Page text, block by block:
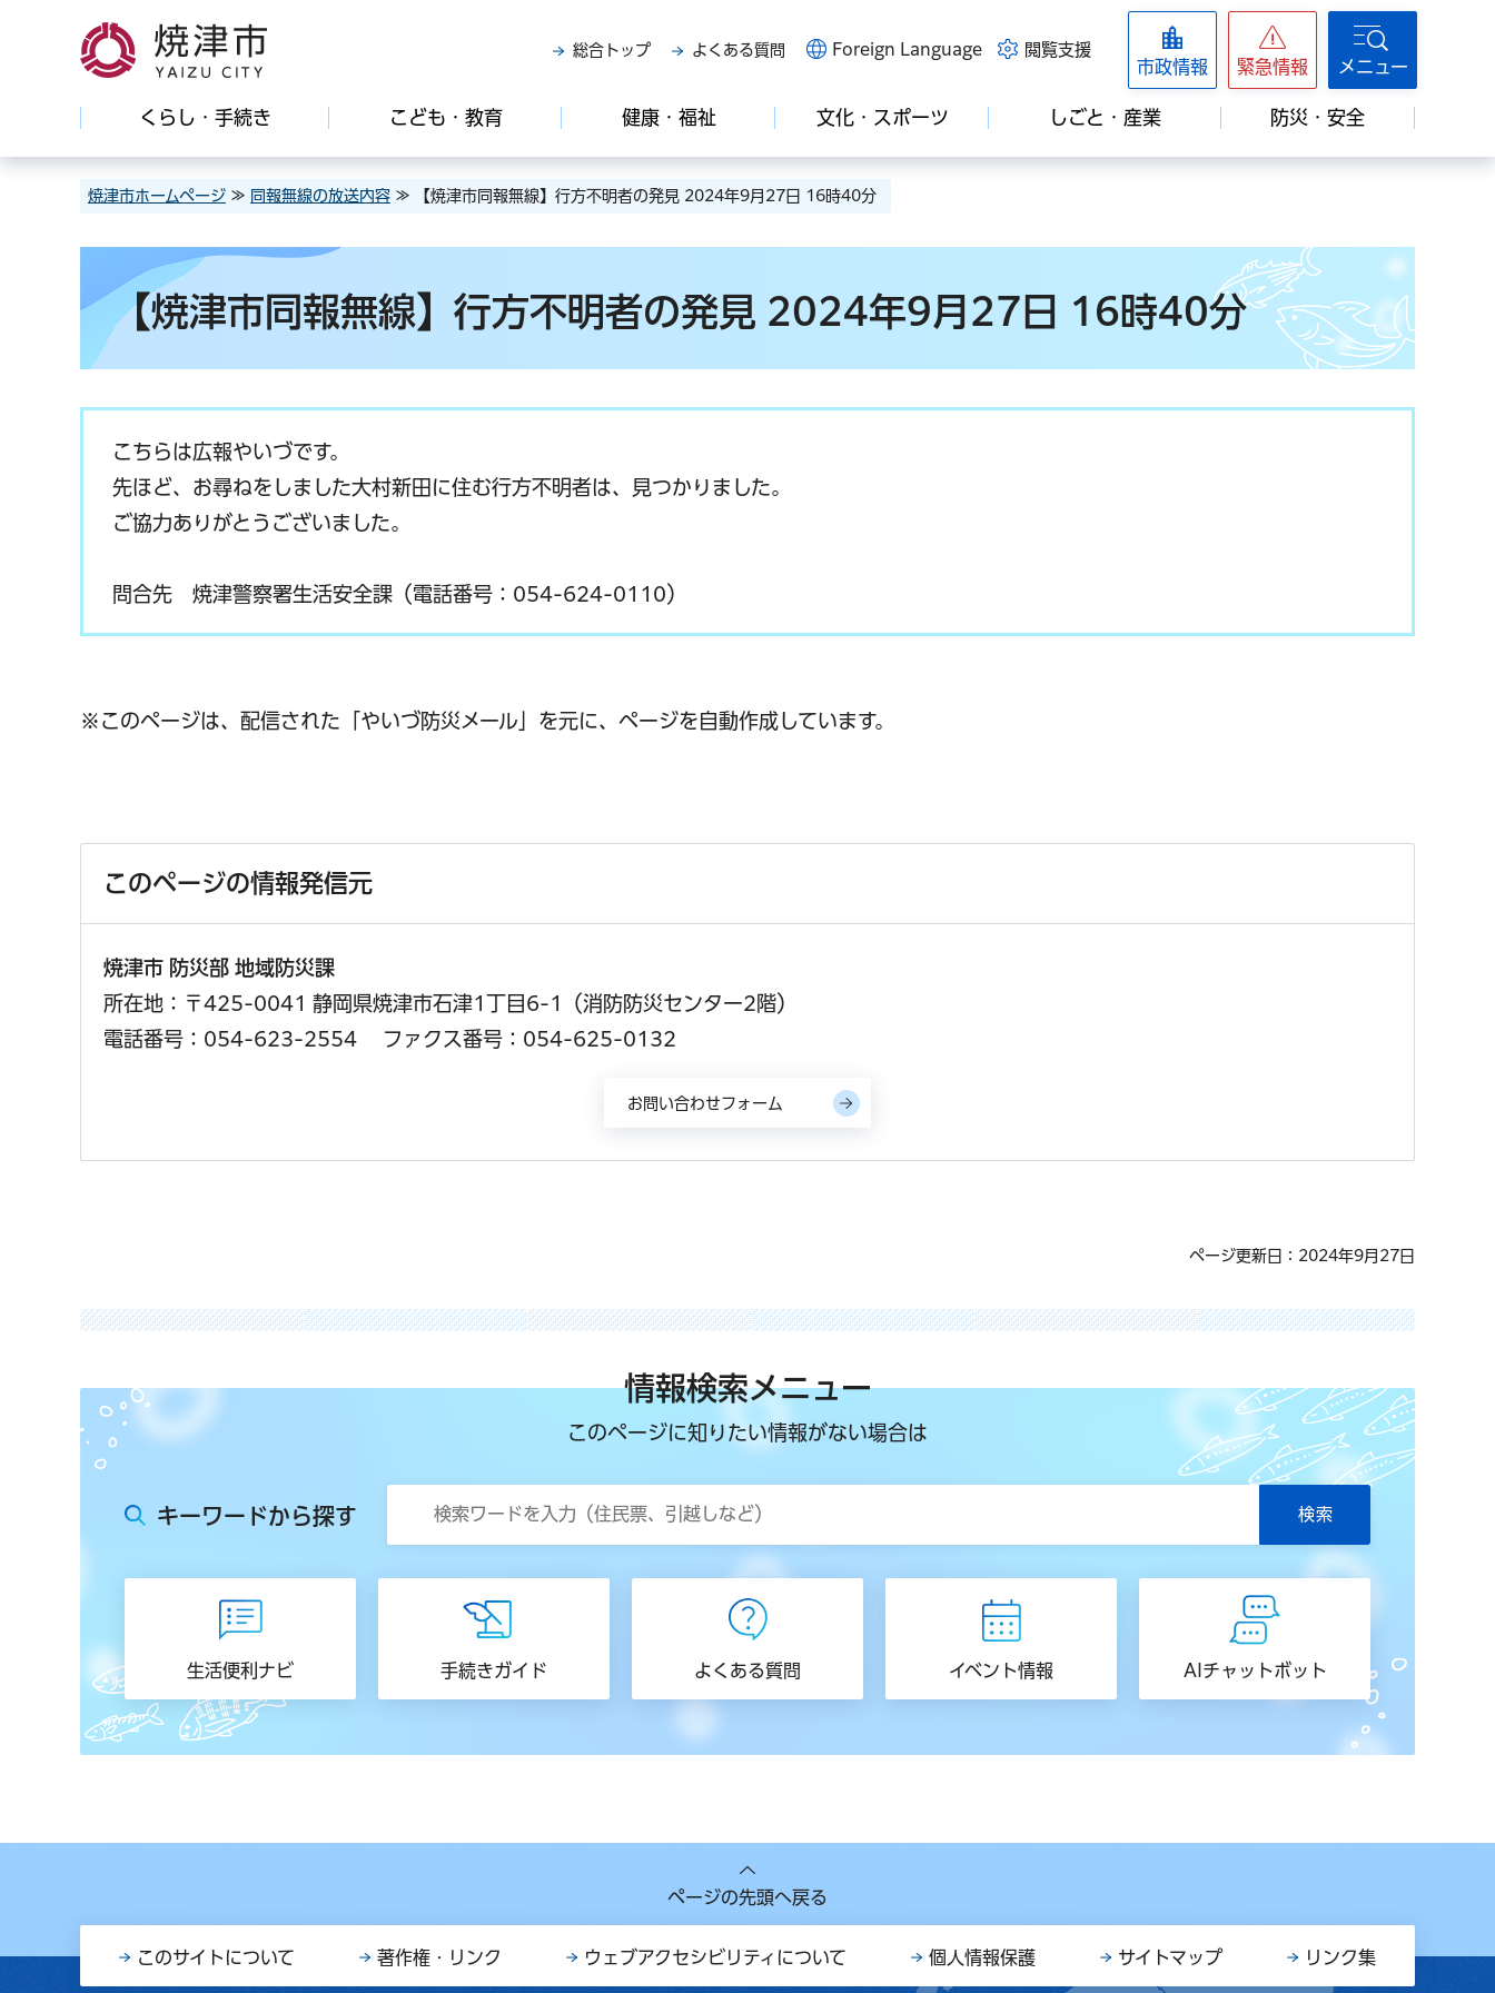
焼津市
総合トップ よくある質問 Foreign Language 閲覧支援
市政情報 緊急情報 メニュー
くらし・手続き こども・教育 健康・福祉 文化・スポーツ しごと・産業 防災・安全
焼津市ホームページ ≫ 同報無線の放送内容 ≫ 【焼津市同報無線】行方不明者の発見 2024年9月27日 16時40分
【焼津市同報無線】行方不明者の発見 2024年9月27日 16時40分
こちらは広報やいづです。
先ほど、お尋ねをしました大村新田に住む行方不明者は、見つかりました。
ご協力ありがとうございました。
問合先 焼津警察署生活安全課（電話番号：054-624-0110）
※このページは、配信された「やいづ防災メール」を元に、ページを自動作成しています。
このページの情報発信元
焼津市 防災部 地域防災課
所在地：〒425-0041 静岡県焼津市石津1丁目6-1（消防防災センター2階）
電話番号：054-623-2554
ファクス番号：054-625-0132
ページ更新日：2024年9月27日
情報検索メニュー
このページに知りたい情報がない場合は
キーワードから探す
生活便利ナビ 手続きガイド よくある質問 イベント情報 AIチャットボット
ページの先頭へ戻る
このサイトについて 著作権・リンク ウェブアクセシビリティについて 個人情報保護 サイトマップ リンク集